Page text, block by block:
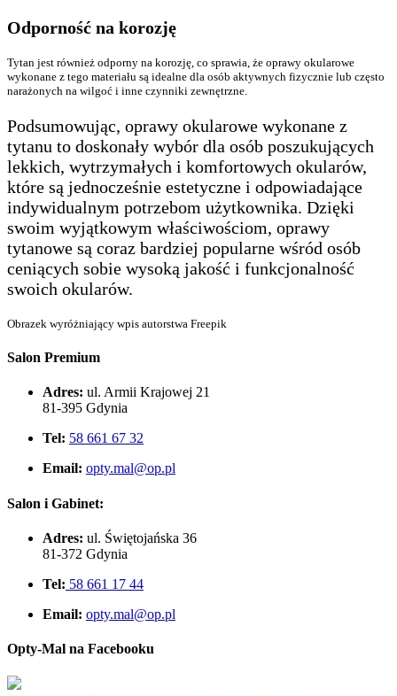
Odporność na korozję
Tytan jest również odporny na korozję, co sprawia, że oprawy okularowe
wykonane z tego materiału są idealne dla osób aktywnych fizycznie lub często
narażonych na wilgoć i inne czynniki zewnętrzne.
Podsumowując, oprawy okularowe wykonane z
tytanu to doskonały wybór dla osób poszukujących
lekkich, wytrzymałych i komfortowych okularów,
które są jednocześnie estetyczne i odpowiadające
indywidualnym potrzebom użytkownika. Dzięki
swoim wyjątkowym właściwościom, oprawy
tytanowe są coraz bardziej popularne wśród osób
ceniących sobie wysoką jakość i funkcjonalność
swoich okularów.
Obrazek wyróżniający wpis autorstwa Freepik
Salon Premium
Adres: ul. Armii Krajowej 21
81-395 Gdynia
Tel: 58 661 67 32
Email: opty.mal@op.pl
Salon i Gabinet:
Adres: ul. Świętojańska 36
81-372 Gdynia
Tel: 58 661 17 44
Email: opty.mal@op.pl
Opty-Mal na Facebooku